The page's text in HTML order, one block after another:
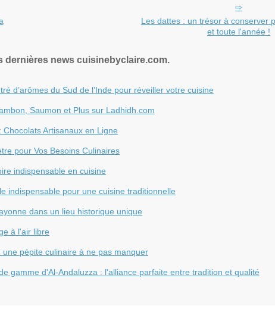
Les dattes : un trésor à conserver
et toute l'année !
dernières news cuisinebyclaire.com.
d’arômes du Sud de l’Inde pour réveiller votre cuisine
Saumon et Plus sur Ladhidh.com
Artisanaux en Ligne
pour Vos Besoins Culinaires
indispensable en cuisine
indispensable pour une cuisine traditionnelle
dans un lieu historique unique
à l'air libre
pépite culinaire à ne pas manquer
gamme d'Al-Andaluzza : l'alliance parfaite entre tradition et qualité